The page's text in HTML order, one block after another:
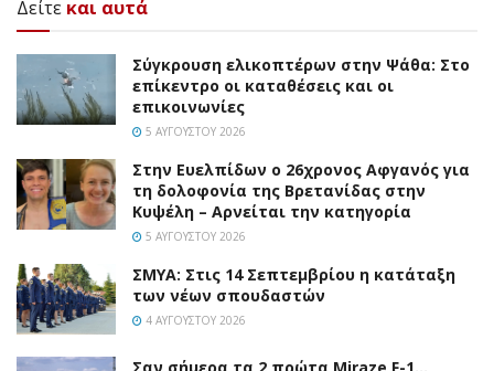
Δείτε και αυτά
Σύγκρουση ελικοπτέρων στην Ψάθα: Στο
επίκεντρο οι καταθέσεις και οι
επικοινωνίες
5 ΑΥΓΟΎΣΤΟΥ 2026
Στην Ευελπίδων ο 26χρονος Αφγανός για
τη δολοφονία της Βρετανίδας στην
Κυψέλη – Αρνείται την κατηγορία
5 ΑΥΓΟΎΣΤΟΥ 2026
ΣΜΥΑ: Στις 14 Σεπτεμβρίου η κατάταξη
των νέων σπουδαστών
4 ΑΥΓΟΎΣΤΟΥ 2026